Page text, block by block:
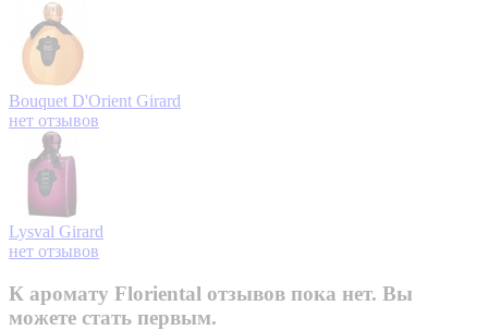
Bouquet D'Orient Girard
нет отзывов
Lysval Girard
нет отзывов
К аромату Floriental отзывов пока нет. Вы
можете стать первым.